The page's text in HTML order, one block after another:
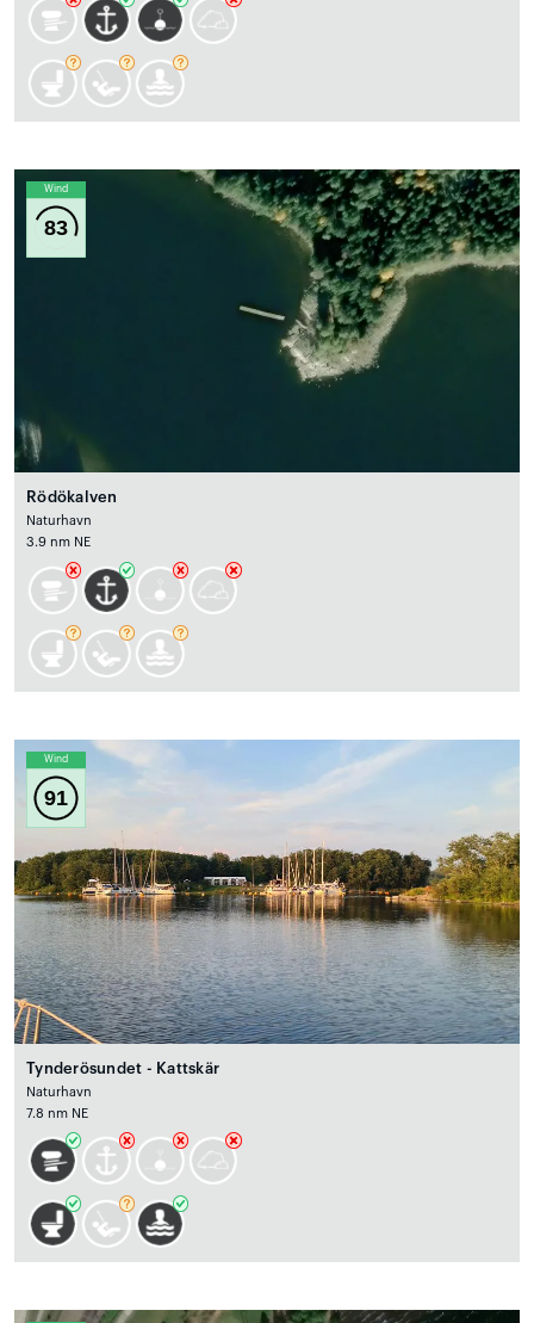
Wind
83
Rödökalven
Naturhavn
3.9 nm NE
Wind
91
Tynderösundet - Kattskär
Naturhavn
7.8 nm NE